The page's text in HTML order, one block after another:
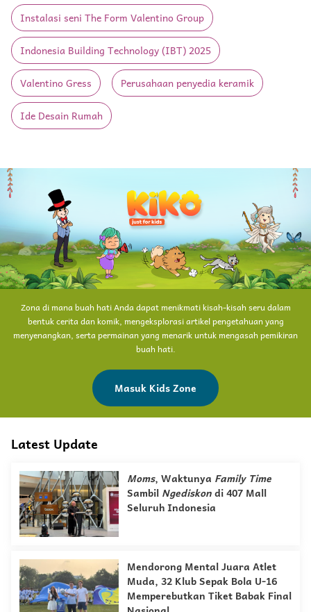
Instalasi seni The Form Valentino Group
Indonesia Building Technology (IBT) 2025
Valentino Gress Perusahaan penyedia keramik
Ide Desain Rumah
Zona di mana buah hati Anda dapat menikmati kisah-kisah seru dalam
bentuk cerita dan komik, mengeksplorasi artikel pengetahuan yang
menyenangkan, serta permainan yang menarik untuk mengasah pemikiran
buah hati.
Masuk Kids Zone
Latest Update
Moms, Waktunya Family Time
Sambil Ngediskondi 407 Mall
Seluruh Indonesia
Mendorong Mental Juara Atlet
Muda, 32 Klub Sepak Bola U-16
Memperebutkan Tiket Babak Final